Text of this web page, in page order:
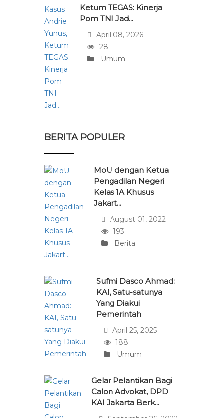
Ketum TEGAS: Kinerja
Pom TNI Jad...
April 08, 2026
28
Umum
BERITA POPULER
MoU dengan Ketua
Pengadilan Negeri
Kelas 1A Khusus
Jakart...
August 01, 2022
193
Berita
Sufmi Dasco Ahmad:
KAI, Satu-satunya
Yang Diakui
Pemerintah
April 25, 2025
188
Umum
Gelar Pelantikan Bagi
Calon Advokat, DPD
KAI Jakarta Berk...